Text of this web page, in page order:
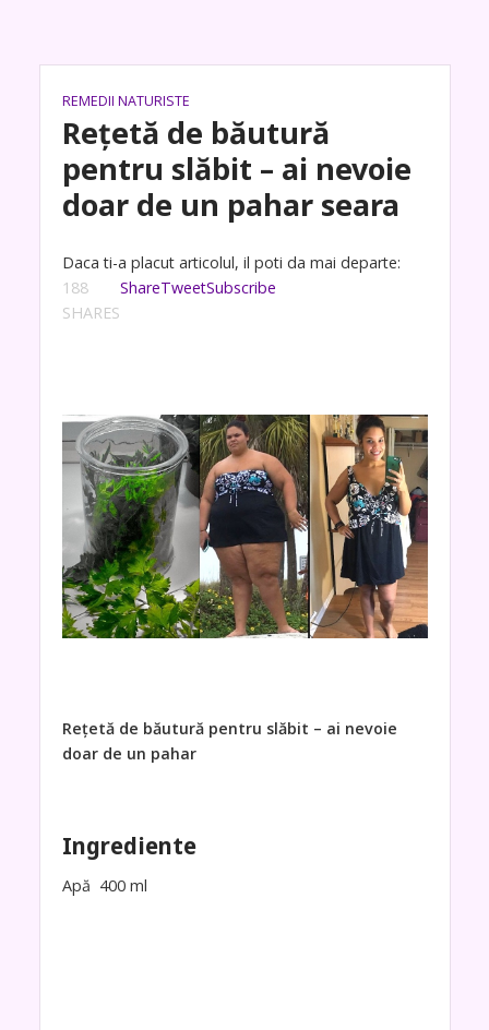
REMEDII NATURISTE
Rețetă de băutură
pentru slăbit – ai nevoie
doar de un pahar seara
Daca ti-a placut articolul, il poti da mai departe:
188
SHARES
ShareTweetSubscribe
Rețetă de băutură pentru slăbit – ai nevoie
doar de un pahar
Ingrediente
Apă 400 ml